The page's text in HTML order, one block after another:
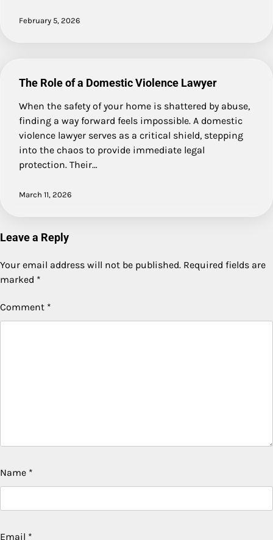
February 5, 2026
The Role of a Domestic Violence Lawyer
When the safety of your home is shattered by abuse,
finding a way forward feels impossible. A domestic
violence lawyer serves as a critical shield, stepping
into the chaos to provide immediate legal
protection. Their…
March 11, 2026
Leave a Reply
Your email address will not be published. Required fields are
marked *
Comment *
Name *
Email *